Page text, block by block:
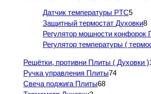
Датчик температуры PTC5
Защитный термостат Духовки8
Регулятор мощности конфорок
Регулятор температуры (
Решётки, противни Плиты ( Духовки )
Ручка управления Плиты74
Свеча поджига Плиты68